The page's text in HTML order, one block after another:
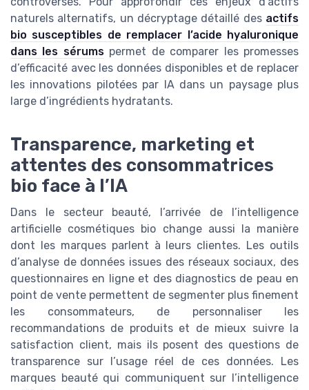
naturels alternatifs, un décryptage détaillé des actifs
bio susceptibles de remplacer l’acide hyaluronique
dans les sérumspermet de comparer les promesses
d’efficacité avec les données disponibles et de replacer
les innovations pilotées par IA dans un paysage plus
large d’ingrédients hydratants.
Transparence, marketing et
attentes des consommatrices
bio face à l’IA
Dans le secteur beauté, l’arrivée de l’intelligence
artificielle cosmétiques bio change aussi la manière
dont les marques parlent à leurs clientes. Les outils
d’analyse de données issues des réseaux sociaux, des
questionnaires en ligne et des diagnostics de peau en
point de vente permettent de segmenter plus finement
les consommateurs, de personnaliser les
recommandations de produits et de mieux suivre la
satisfaction client, mais ils posent des questions de
transparence sur l’usage réel de ces données. Les
marques beauté qui communiquent sur l’intelligence